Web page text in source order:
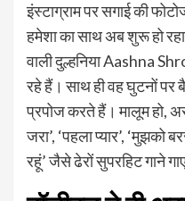
इंस्टाग्राम पर सगाई की
हमेशा का साथ अब शुरू हो
वाली दुल्हनिया Aashna
रहे हैं। साथ ही वह घुटनों
प्रपोज करते हैं। मालूम हो,
जरा’, ‘पहला प्यार’, ‘मुझको
रहूं’ जैसे ढेरों सुपरहिट गाने